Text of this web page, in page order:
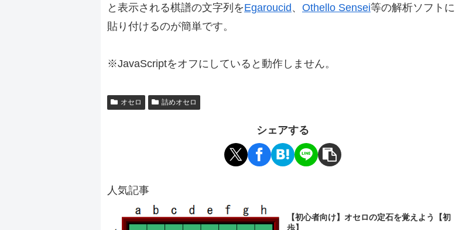
と表示される棋譜の文字列をEgaroucid、 Othello Sensei等の解析ソフトに
貼り付けるのが簡単です。
※JavaScriptをオフにしていると動作しません。
オセロ 詰めオセロ
シェアする
人気記事
【初心者向け】オセロの定石を覚えよう【初
歩】